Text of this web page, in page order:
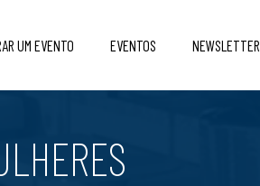
UM EVENTO EVENTOS NEWSLETTER